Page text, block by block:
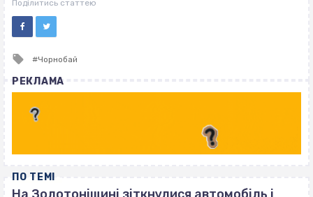
Поділитись статтею
Tagged
Чорнобай
РЕКЛАМА
ПО ТЕМІ